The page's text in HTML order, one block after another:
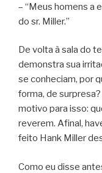
– “Meus homens a
do sr. Miller.”
De volta à sala do
demonstra sua
se conheciam, por
forma, de
motivo para isso:
reverem. Afinal,
feito Hank Miller
Como eu disse